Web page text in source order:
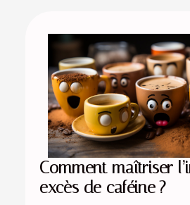
Comment maîtriser
excès de caféine ?